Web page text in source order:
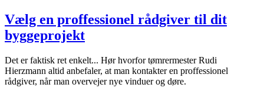
Vælg en proffessionel rådgiver til dit
byggeprojekt
Det er faktisk ret enkelt... Hør hvorfor tømrermester Rudi
Hierzmann altid anbefaler, at man kontakter en proffessionel
rådgiver, når man overvejer nye vinduer og døre.